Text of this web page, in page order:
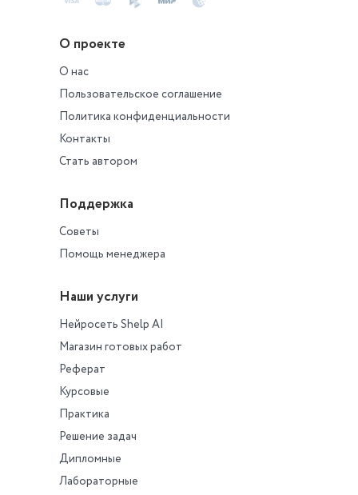
О проекте
О нас
Пользовательское соглашение
Политика конфиденциальности
Контакты
Стать автором
Поддержка
Советы
Помощь менеджера
Наши услуги
Нейросеть Shelp AI
Магазин готовых работ
Реферат
Курсовые
Практика
Решение задач
Дипломные
Лабораторные